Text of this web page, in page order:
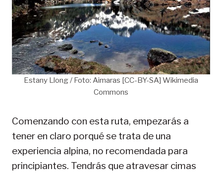
Estany Llong / Foto: Aimaras [CC-BY-SA] Wikimedia
Commons
Comenzando con esta ruta, empezarás a
tener en claro porqué se trata de una
experiencia alpina, no recomendada para
principiantes. Tendrás que atravesar cimas